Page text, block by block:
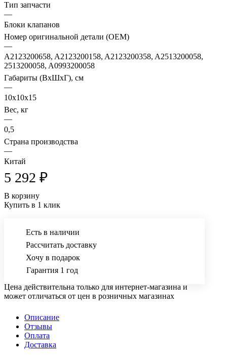
Тип запчасти
—
Блоки клапанов
Номер оригинальной детали (OEM)
—
A2123200658, A2123200158, A2123200358, A2513200058,
2513200058, A0993200058
Габариты (ВхШхГ), см
—
10х10х15
Вес, кг
—
0,5
Страна производства
—
Китай
5 292 ₽
В корзину
Купить в 1 клик
Есть в наличии
Рассчитать доставку
Хочу в подарок
Гарантия 1 год
Цена действительна только для интернет-магазина и
может отличаться от цен в розничных магазинах
Описание
Отзывы
Оплата
Доставка